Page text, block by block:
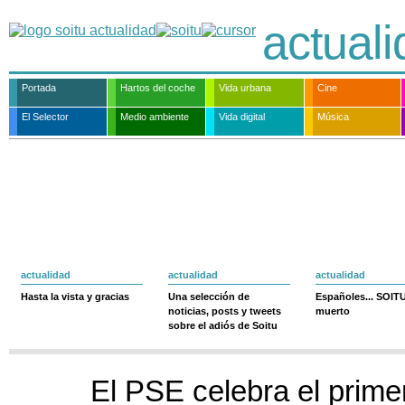
Portada Hartos del coche Vida urbana Cine
El Selector Medio ambiente Vida digital Música
actualidad
Hasta la vista y gracias
actualidad
Una selección de
noticias, posts y tweets
sobre el adiós de Soitu
actualidad
Españoles...
muerto
El PSE celebra el